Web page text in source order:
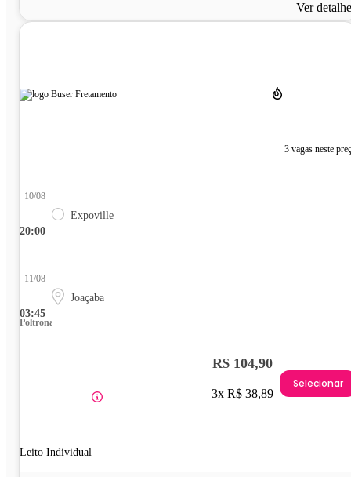
Ver
3 vagas neste
20:00
10/08
Expoville
03:45
11/08
Joaçaba
Poltrona
Leito Individual
R$ 104,90
3x R$ 38,89
Selecionar